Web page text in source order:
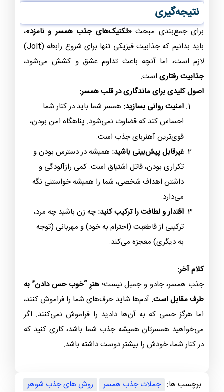
نتیجه‌گیری
برای جمع‌بندی مبحث«تکنیک‌های جذب همسر و نامزد»،
باید بدانیم که جذابیت فیزیکی تنها برای شروع رابطه (Jolt)
لازم است، اما آنچه باعث تداوم عشق و کشش می‌شود،
جذابیت رفتاری است.
اصول کلیدی برای ماندگاری در قلب همسر:
امنیت روانی بسازید: همسر شما باید در کنار شما
احساس کند که قضاوت نمی‌شود. پناهگاه امن بودن،
قوی‌ترین آهنربای جذب است.
غیرقابل پیش‌بینی باشید: همیشه در دسترس بودن و
تکراری بودن، قاتل اشتیاق است. کمی رازآلودگی و
داشتن اهداف شخصی، شما را همیشه خواستنی نگه
می‌دارد.
اقتدار و لطافت را ترکیب کنید:چه زن باشید چه مرد،
ترکیبی از قاطعیت (احترام به خود) و مهربانی (توجه
به دیگری) معجزه می‌کند.
کلام آخر:
جذب همسر، جادو و جمبل نیست؛هنرِ “خوب حس دادن” به
طرف مقابل است. آدم‌ها شاید حرف‌های شما را فراموش کنند،
اما هرگز حسی که به آن‌ها دادید را فراموش نمی‌کنند. اگر
می‌خواهید همسرتان همیشه جذب شما باشد، کاری کنید که
در کنار شما، خودش را بیشتر دوست داشته باشد.
برچسب ها: جملات جذب همسر
روش های جذب شوهر